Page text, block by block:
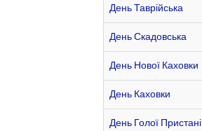
День Таврійська
День Скадовська
День Нової Каховки
День Каховки
День Голої Пристані